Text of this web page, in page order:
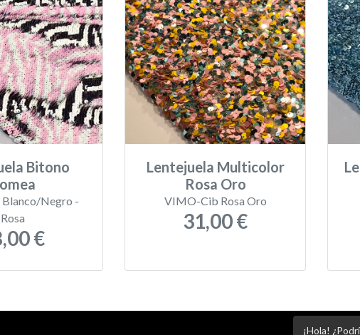
Bitono
Blanco/Negro -
Rosa
€
Lentejuela Multicolor
Rosa Oro
VIMO-Cib Rosa Oro
31,00 €
¡Hola!